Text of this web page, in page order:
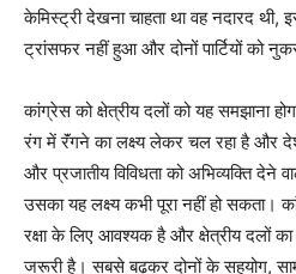
केमिस्ट्री देखना चाहता था वह नदारद थी,
ट्रांसफर नहीं हुआ और दोनों पार्टियों को
कांग्रेस को क्षेत्रीय दलों को यह समझाना
रंग में रॅंगने का लक्ष्य लेकर चल रहा है और
और प्रजातीय विविधता को अभिव्यक्ति देने
उसका यह लक्ष्य कभी पूरा नहीं हो सकता।
रक्षा के लिए आवश्यक है और क्षेत्रीय दलों
जरूरी है। सबसे बढ़कर दोनों के सहयोग,